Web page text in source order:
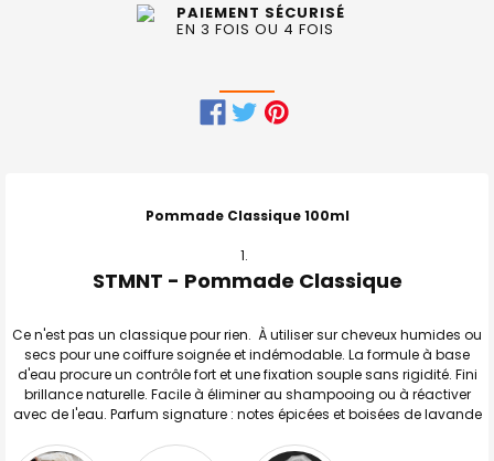
PAIEMENT SÉCURISÉ
EN 3 FOIS OU 4 FOIS
TOUT
J'AJOUTE
LA
SÉLECTION
AU PANIER
Pommade Classique 100ml
STMNT - Pommade Classique
Ce n'est pas un classique pour rien. À utiliser sur cheveux humides ou
secs pour une coiffure soignée et indémodable. La formule à base
d'eau procure un contrôle fort et une fixation souple sans rigidité. Fini
brillance naturelle. Facile à éliminer au shampooing ou à réactiver
avec de l'eau. Parfum signature : notes épicées et boisées de lavande